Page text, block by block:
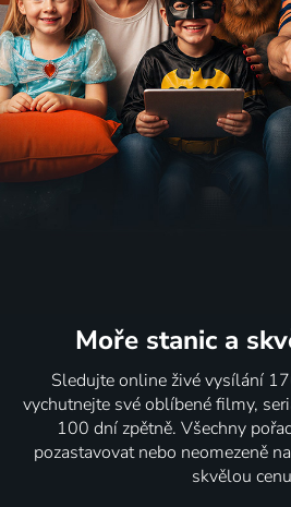
Moře stanic a
Sledujte online živé vysílání
vychutnejte své oblíbené filmy,
100 dní zpětně. Všechny
pozastavovat nebo neomezeně
skvělou